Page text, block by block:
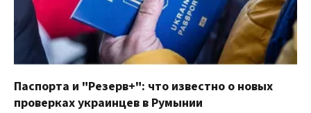
Паспорта и "Резерв+": что известно о новых
проверках украинцев в Румынии